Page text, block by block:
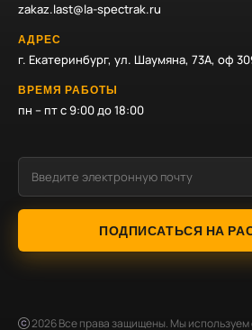
zakaz.last@la-spectrak.ru
АДРЕС
г. Екатеринбург, ул. Шаумяна, 73А, оф
ВРЕМЯ РАБОТЫ
пн – пт с 9:00 до 18:00
ПОДПИСАТЬСЯ НА
2026Все права защищены. Мы используем